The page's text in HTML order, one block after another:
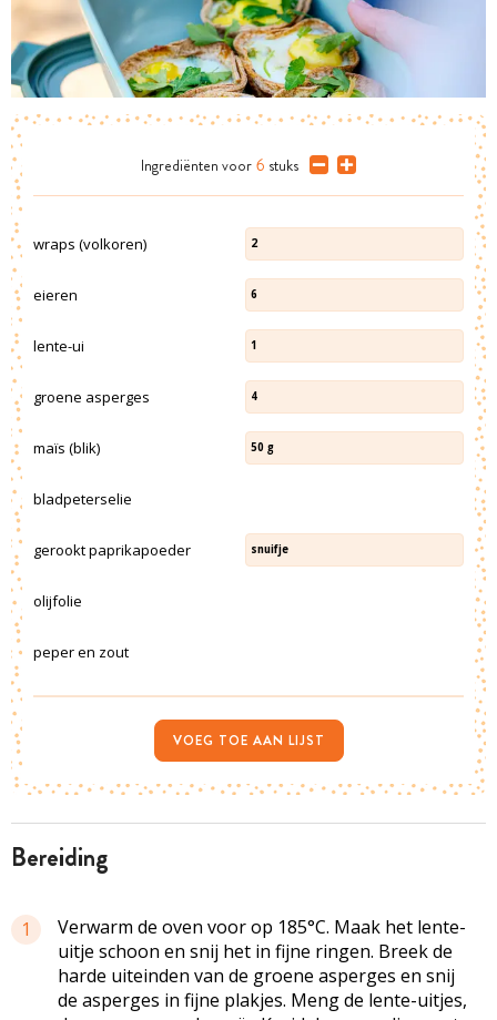
bereiding
1
Verwarm de oven voor op 185°C. Maak het lente-
uitje schoon en snij het in fijne ringen. Breek de
harde uiteinden van de groene asperges en snij
de asperges in fijne plakjes. Meng de lente-uitjes,
Ingrediënten voor 6 stuks
wraps (volkoren) 2
eieren 6
lente-ui 1
groene asperges 4
maïs (blik) 50 g
bladpeterselie
gerookt paprikapoeder snuifje
olijfolie
peper en zout
VOEG TOE AAN LIJST